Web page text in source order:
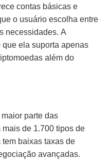
contas básicas e
o usuário escolha entre
necessidades.A
ela suporta apenas
além do
parte das
de 1.700 tipos de
baixas taxas de
avançadas.